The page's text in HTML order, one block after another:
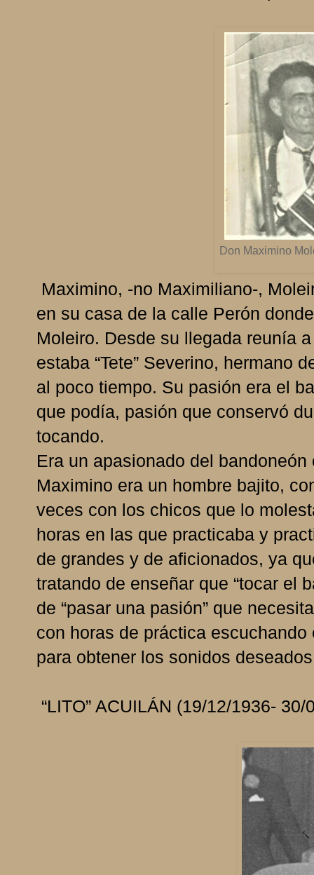
Don Maximino
Maximino, -no Maximiliano-,
en su casa de la calle Perón
Moleiro. Desde su llegada reunía
estaba “Tete” Severino, hermano
al poco tiempo. Su pasión era el
que podía, pasión que conservó
tocando.
Era un apasionado del
Maximino era un hombre bajito,
veces con los chicos que lo
horas en las que practicaba y
de grandes y de aficionados, ya
tratando de enseñar que “tocar el
de “pasar una pasión” que
con horas de práctica
para obtener los sonidos
“LITO” ACUILÁN (19/12/1936-